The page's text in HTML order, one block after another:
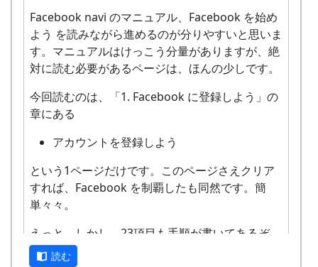
い人との交流を強制されることはありま
せん。
手軽に情報発信、情報収集ができます
友達とおしゃべりをする感覚で、手軽に
情報を発信できます。
写真を見せ合うのも簡単です。
明るくおだやかな雰囲気です
のやりとりは、Facebook では見たこと
がありません。実名主義の効果でしょ
面白いですよ。と言っても、実際にやってみない
と分らないかも知れませんね。
Facebook navi のマニュアル、Facebook を始め
よう を読みながら進めるのが分りやすいと思いま
す。マニュアルはけっこう分量がありますが、絶
対に読む必要があるページは、ほんの少しです。
今回読むのは、「1. Facebook に登録しよう」の
章にある
アカウントを登録しよう
という1ページだけです。このページさえクリア
すれば、Facebook を制覇したも同然です。簡
単々々。
えっと、しかし、23項目も手順が書いてあるぞ。
だいじょーぶか？
読む